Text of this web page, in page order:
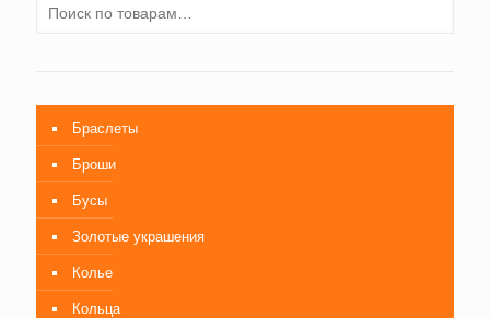
Браслеты
Броши
Бусы
Золотые украшения
Колье
Кольца